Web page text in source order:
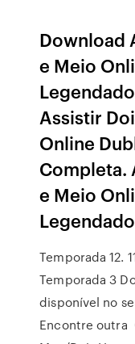
Download
e Meio
Assistir
Online
Completa.
e Meio
Temporada 12.
Temporada 3
disponível no
Encontre outra